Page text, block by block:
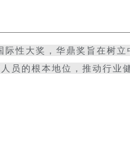
性大奖，华鼎奖旨在树
员的根本地位，推动行业